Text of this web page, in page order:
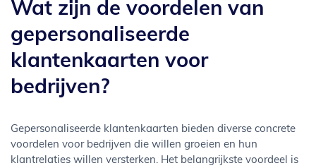
Wat zijn de voordelen van
gepersonaliseerde
klantenkaarten voor
bedrijven?
Gepersonaliseerde klantenkaarten bieden diverse concrete
voordelen voor bedrijven die willen groeien en hun
klantrelaties willen versterken. Het belangrijkste voordeel is